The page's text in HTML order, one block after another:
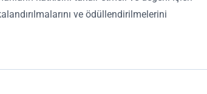
ve ödüllendirilmelerini